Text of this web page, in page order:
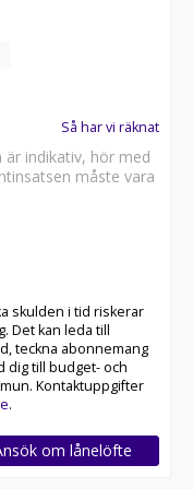
150 mm vilket ger
marken och
för att klarar
vall. Används
parker och
vi att du klipper
gräset är
klipparen till max
som
Yamaha Kawasaki
in gräsklippare så
Så har vi räknat
är indikativ, hör med
måste vara
skulden i tid riskerar
Det kan leda till
teckna abonnemang
dig till budget- och
Kontaktuppgifter
.
om lånelöfte